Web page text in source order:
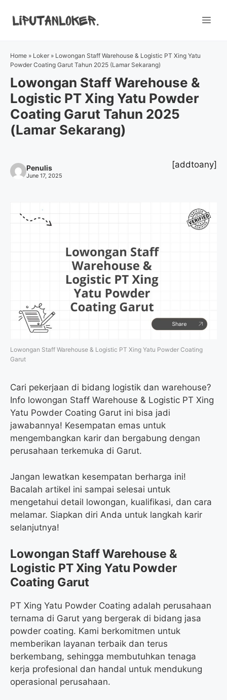
Home » Loker » Lowongan Staff Warehouse & Logistic PT Xing Yatu
Powder Coating Garut Tahun 2025 (Lamar Sekarang)
Lowongan Staff Warehouse &
Logistic PT Xing Yatu Powder
Coating Garut Tahun 2025
(Lamar Sekarang)
Penulis
June 17, 2025
[addtoany]
Lowongan Staff Warehouse & Logistic PT Xing Yatu Powder Coating
Garut
Cari pekerjaan di bidang logistik dan warehouse?
Info lowongan Staff Warehouse & Logistic PT Xing
Yatu Powder Coating Garut ini bisa jadi
jawabannya! Kesempatan emas untuk
mengembangkan karir dan bergabung dengan
perusahaan terkemuka di Garut.
Jangan lewatkan kesempatan berharga ini!
Bacalah artikel ini sampai selesai untuk
mengetahui detail lowongan, kualifikasi, dan cara
melamar. Siapkan diri Anda untuk langkah karir
selanjutnya!
Lowongan Staff Warehouse &
Logistic PT Xing Yatu Powder
Coating Garut
PT Xing Yatu Powder Coating adalah perusahaan
ternama di Garut yang bergerak di bidang jasa
powder coating. Kami berkomitmen untuk
memberikan layanan terbaik dan terus
berkembang, sehingga membutuhkan tenaga
kerja profesional dan handal untuk mendukung
operasional perusahaan.